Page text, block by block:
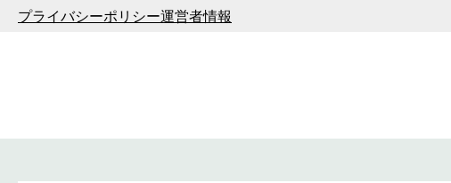
プ
プライバシーポリシー運営者情報